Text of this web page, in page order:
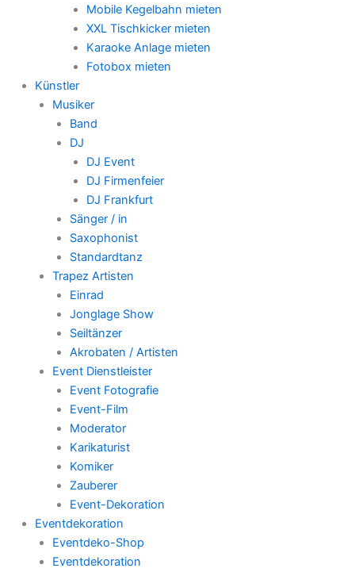
Mobile Kegelbahn mieten
XXL Tischkicker mieten
Karaoke Anlage mieten
Fotobox mieten
Künstler
Musiker
Band
DJ
DJ Event
DJ Firmenfeier
DJ Frankfurt
Sänger / in
Saxophonist
Standardtanz
Trapez Artisten
Einrad
Jonglage Show
Seiltänzer
Akrobaten / Artisten
Event Dienstleister
Event Fotografie
Event-Film
Moderator
Karikaturist
Komiker
Zauberer
Event-Dekoration
Eventdekoration
Eventdeko-Shop
Eventdekoration